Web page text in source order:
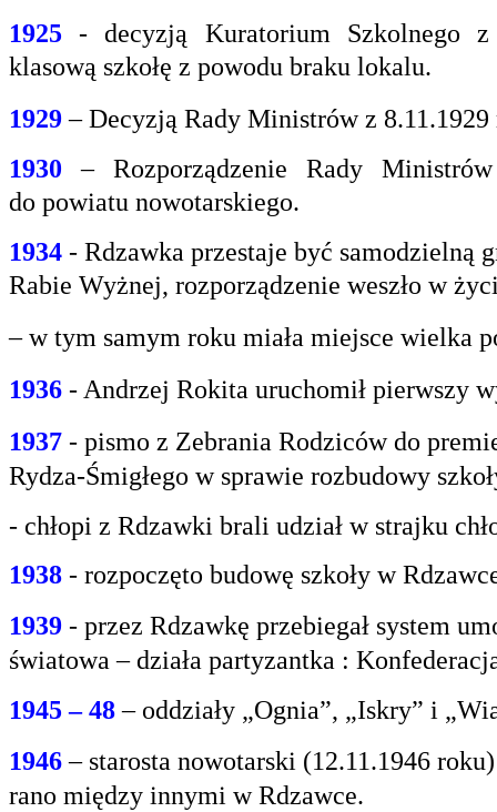
1925 - decyzją Kuratorium Szkolnego
klasową szkołę z powodu braku lokalu.
1929– Decyzją Rady Ministrów z
1930 – Rozporządzenie Rady
do powiatu nowotarskiego.
1934 - Rdzawka przestaje być samodzielną
Rabie Wyżnej, rozporządzenie weszło w
– w tym samym roku miała miejsce wielka
1936 - Andrzej Rokita uruchomił pierwszy
1937 - pismo z Zebrania Rodziców do
Rydza-Śmigłego w sprawie rozbudowy
- chłopi z Rdzawki brali udział w strajku
1938 - rozpoczęto budowę szkoły w
1939 - przez Rdzawkę przebiegał system
światowa – działa partyzantka :
1945 – 48– oddziały „Ognia”, „Iskry” i
1946– starosta nowotarski (12.11.1946
rano między innymi w Rdzawce.